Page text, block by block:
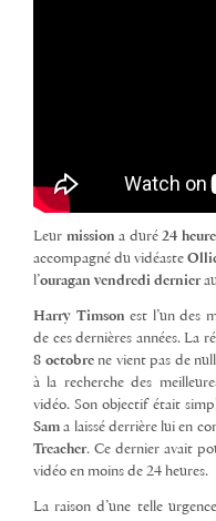
Leur mission a duré 24
accompagné du vidéaste
l’ouragan vendredi dernier
Harry Timson est l’un des
de ces dernières années. La
8 octobrene vient pas de
à la recherche des
vidéo. Son objectif était
Sam a laissé derrière lui en
Treacher. Ce dernier avait
vidéo en moins de 24 heures.
La raison d’une telle